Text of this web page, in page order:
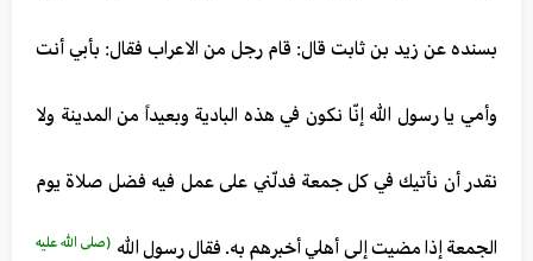
بسنده عن زيد بن ثابت قال: قام رجل من الاعراب فقال: بأبي أنت
وأمي يا رسول الله إنّا نكون في هذه البادية وبعيداً من المدينة ولا
نقدر أن نأتيك في كل جمعة فدلّني على عمل فيه فضل صلاة يوم
الجمعة إذا مضيت إلى أهلي أخبرهم به. فقال رسول الله (صلى الله عليه